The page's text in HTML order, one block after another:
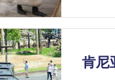
肯尼